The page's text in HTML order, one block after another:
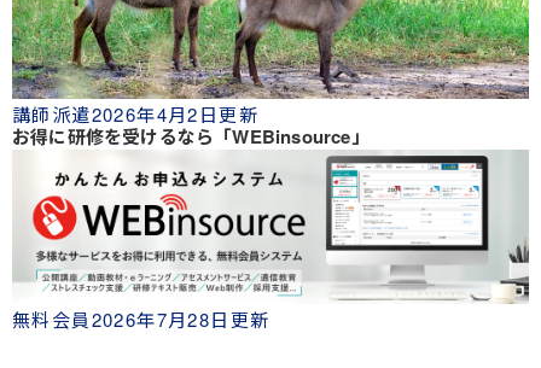
講師派遣2026年4月2日更新
お得に研修を受けるなら「WEBinsource」
無料会員2026年7月28日更新